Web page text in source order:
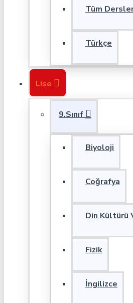
Tüm
Türkçe
Lise
9.Sınıf
Biyoloji
Coğrafya
Din Kültürü
Fizik
İngilizce